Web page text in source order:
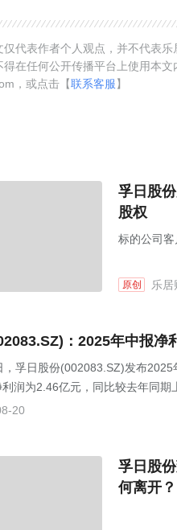
仅代表作者个人观点，并不代表
得在任何公开传播平台上使用本
，或点击【联系客服】
孚日股
股权
标的公司
原创 乐居
：2025年中报净
，孚日股份(002083.SZ)发布
润为2.46亿元，同比较去年同期
20
孚日股
何离开？